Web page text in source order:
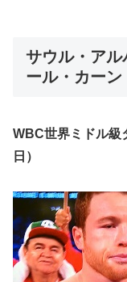
サウル・アル
ール・カーン
WBC世界ミドル級
日）